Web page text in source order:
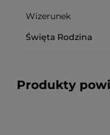
Wizerunek
Święta Rodzina
Produkty